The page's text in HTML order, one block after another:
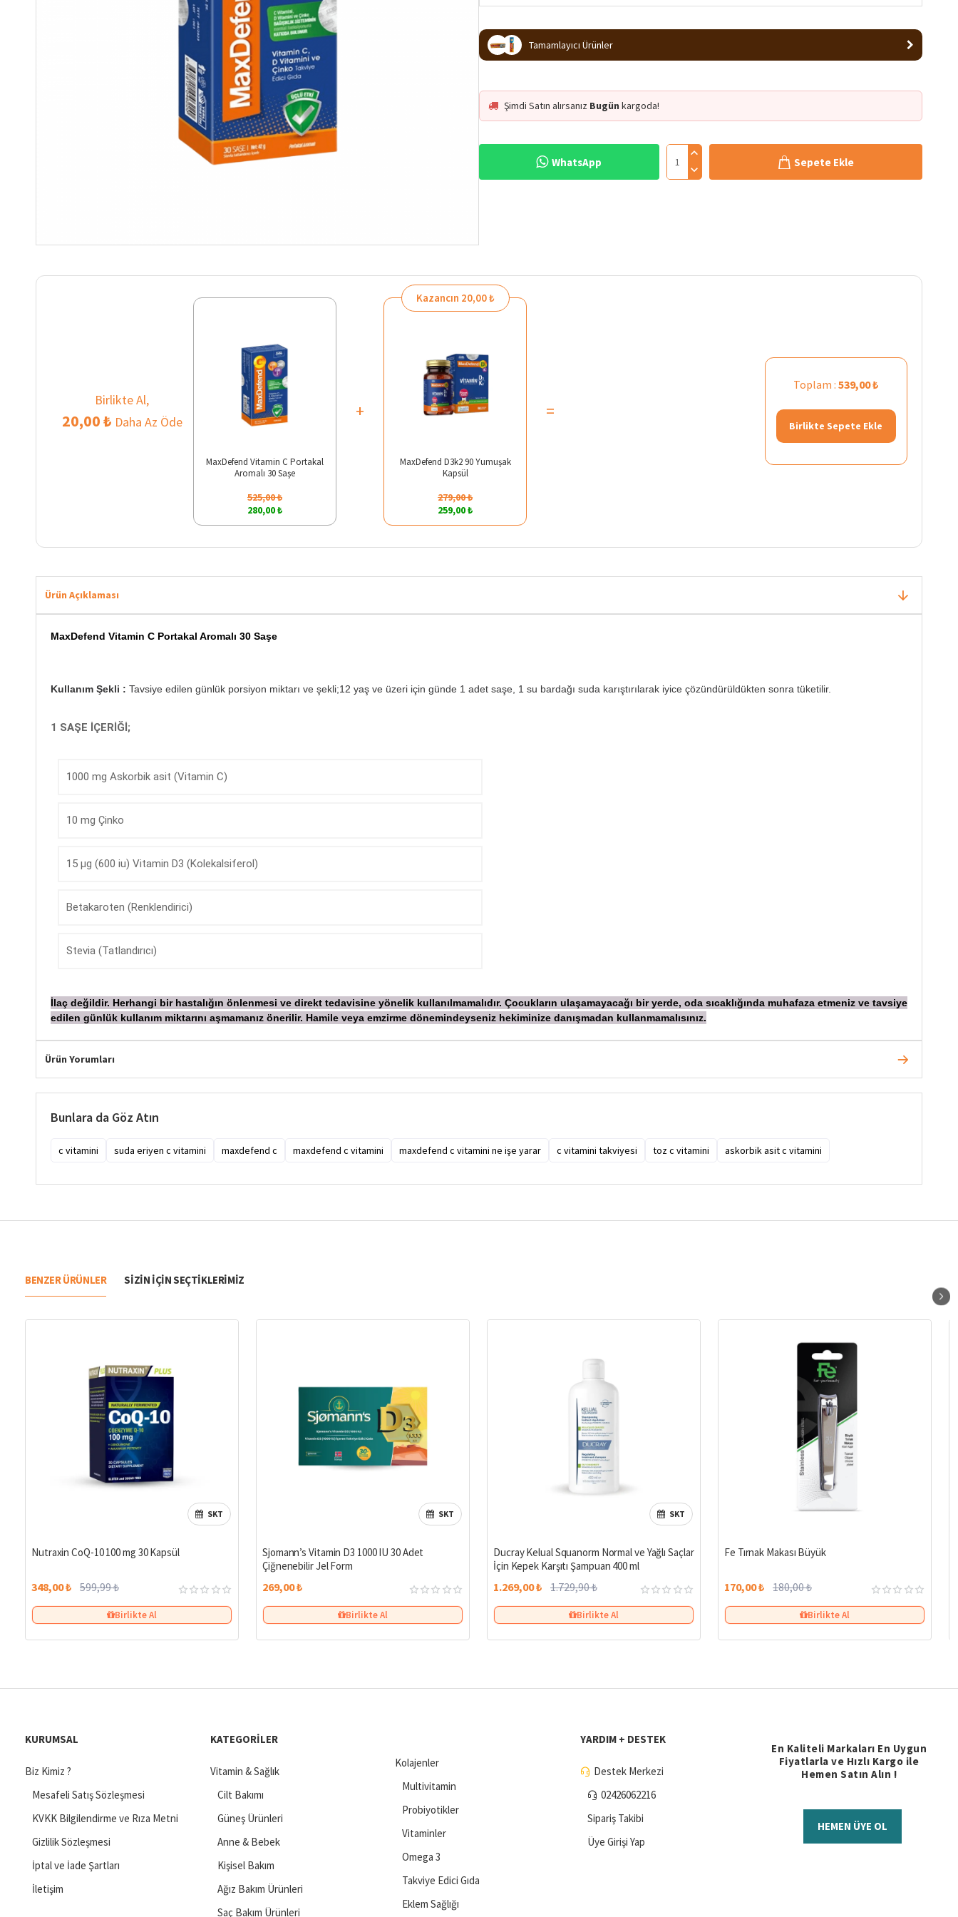
Tamamlayıcı Ürünler
Şimdi Satın alırsanız Bugün kargoda!
WhatsApp Sepete Ekle
Birlikte Al,
20,00 ₺ Daha Az Öde
MaxDefend Vitamin C Portakal
Aromalı 30 Saşe
525,00 ₺
280,00 ₺
+
Kazancın 20,00 ₺
MaxDefend D3k2 90 Yumuşak
Kapsül
279,00 ₺
259,00 ₺
=
Toplam :539,00 ₺
Birlikte Sepete Ekle
Ürün Açıklaması
MaxDefend Vitamin C Portakal Aromalı 30 Saşe
Kullanım Şekli : Tavsiye edilen günlük porsiyon miktarı ve şekli;12 yaş ve üzeri için günde 1 adet saşe, 1 su bardağı suda karıştırılarak iyice çözündürüldükten sonra tüketilir.
1 SAŞE İÇERİĞİ;
1000 mg Askorbik asit (Vitamin C)
10 mg Çinko
15 µg (600 iu) Vitamin D3 (Kolekalsiferol)
Betakaroten (Renklendirici)
Stevia (Tatlandırıcı)
İlaç değildir. Herhangi bir hastalığın önlenmesi ve direkt tedavisine yönelik kullanılmamalıdır. Çocukların ulaşamayacağı bir yerde, oda sıcaklığında muhafaza etmeniz ve tavsiye
edilen günlük kullanım miktarını aşmamanız önerilir. Hamile veya emzirme dönemindeyseniz hekiminize danışmadan kullanmamalısınız.
Ürün Yorumları
Bunlara da Göz Atın
c vitamini suda eriyen c vitamini maxdefend c maxdefend c vitamini maxdefend c vitamini ne işe yarar c vitamini takviyesi toz c vitamini askorbik asit c vitamini
BENZER ÜRÜNLER SIZIN IÇIN SEÇTIKLERIMIZ
SKT
Nutraxin CoQ-10 100 mg 30 Kapsül
348,00 ₺ 599,99 ₺
Birlikte Al
SKT
Sjomann’s Vitamin D3 1000 IU 30 Adet
Çiğnenebilir Jel Form
269,00 ₺
Birlikte Al
SKT
Ducray Kelual Squanorm Normal ve Yağlı Saçlar
İçin Kepek Karşıtı Şampuan 400 ml
1.269,00 ₺ 1.729,90 ₺
Birlikte Al
Fe Tırnak Makası Büyük
170,00 ₺ 180,00 ₺
Birlikte Al
KURUMSAL
Biz Kimiz ?
Mesafeli Satış Sözleşmesi
KVKK Bilgilendirme ve Rıza Metni
Gizlilik Sözleşmesi
İptal ve İade Şartları
İletişim
KATEGORILER
Vitamin & Sağlık
Cilt Bakımı
Güneş Ürünleri
Anne & Bebek
Kişisel Bakım
Ağız Bakım Ürünleri
Saç Bakım Ürünleri
Kolajenler
Multivitamin
Probiyotikler
Vitaminler
Omega 3
Takviye Edici Gıda
Eklem Sağlığı
YARDIM + DESTEK
Destek Merkezi
02426062216
Sipariş Takibi
Üye Girişi Yap
En Kaliteli Markaları En Uygun
Fiyatlarla ve Hızlı Kargo ile
Hemen Satın Alın !
HEMEN ÜYE OL